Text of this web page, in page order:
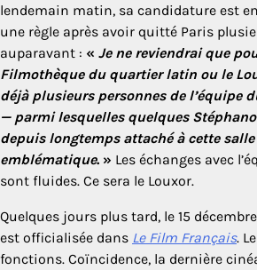
lendemain matin, sa candidature est
une règle après avoir quitté Paris
auparavant : « Je ne reviendrai que
Filmothèque du quartier latin ou le
déjà plusieurs personnes de l’équipe
— parmi lesquelles quelques
depuis longtemps attaché à cette
emblématique. » Les échanges avec
sont fluides. Ce sera le Louxor.
Quelques jours plus tard, le 15
est officialisée dans Le Film Français.
fonctions. Coïncidence, la dernière